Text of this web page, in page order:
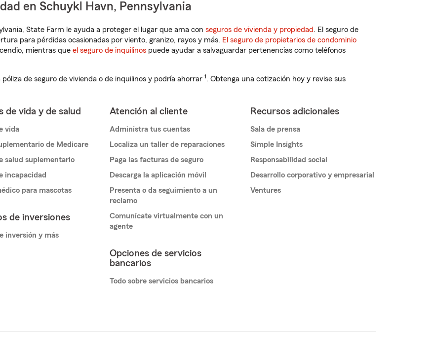
en Schuykl Havn, Pennsylvania
State Farm le ayuda a proteger el lugar que ama con seguros de vivienda y propiedad. El seguro de
para pérdidas ocasionadas por viento, granizo, rayos y más. El seguro de propietarios de condominio
mientras que el seguro de inquilinos puede ayudar a salvaguardar pertenencias como teléfonos
póliza de seguro de vivienda o de inquilinos y podría ahorrar 1. Obtenga una cotización hoy y revise sus
de vida y de salud
vida
de Medicare
salud suplementario
incapacidad
para mascotas
de inversiones
inversión y más
Atención al cliente
Administra tus cuentas
Localiza un taller de reparaciones
Paga las facturas de seguro
Descarga la aplicación móvil
Presenta o da seguimiento a un
reclamo
Comunícate virtualmente con un
agente
Opciones de servicios
bancarios
Todo sobre servicios bancarios
Recursos adicionales
Sala de prensa
Simple Insights
Responsabilidad social
Desarrollo corporativo y empresarial
Ventures